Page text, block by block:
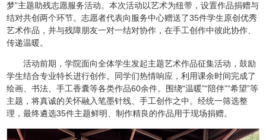
梦”主题助残志愿服务活动。本次活动以艺术为纽带，设置作品捐赠与
结对共创两个环节。志愿者代表向服务中心赠送了35件学生原创优秀
艺术作品，并与残障朋友一对一结对协作，在手工创作中彼此协作、
传递温暖。
活动前期，学院面向全体学生发起主题艺术作品征集活动，鼓励
学生结合专业特长进行创作。同学们热情响应，利用课余时间完成了
绘画、书法、手工香囊等各类作品60余件。围绕“温暖”“陪伴”“希望”等
主题，将真诚的关怀融入笔墨针线、手工创作之中。经统一筛选整
理，最终遴选35件主题鲜明、制作精良的作品用于现场捐赠。